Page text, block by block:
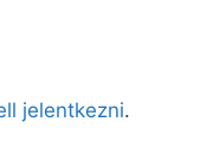
jelentkezni.